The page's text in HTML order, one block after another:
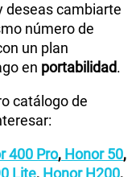
deseas cambiarte
número de
un plan
en portabilidad.
catálogo de
400 Pro, Honor 50,